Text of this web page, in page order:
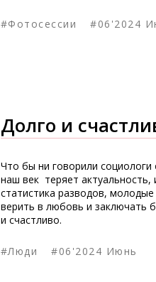
#Фотосессии #06'2024
Долго и
Что бы ни говорили
наш век теряет
статистика разводов,
верить в любовь и заключать
и счастливо.
#Люди #06'2024 Июнь